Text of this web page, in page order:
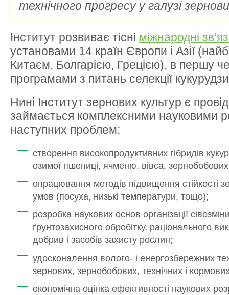
технічного прогресу у галузі
Інститут розвиває тісні міжнародні
установами 14 країн Європи і Азії
Китаєм, Болгарією, Грецією), в першу
програмами з питань селекції
Нині Інститут зернових культур є
займається комплексними науковими
наступних проблем:
створення високопродуктивних гібридів
озимої пшениці, ячменю, вівса,
опрацювання методів підвищення стійкості
умов (посуха, низькі температури, тощо);
розробка наукових основ організації
ґрунтозахисного обробітку, раціонального
добрив і засобів захисту рослин;
удосконалення волого- і енергозбережних
зернових, зернобобових, технічних і
економічна оцінка ефективності наукових